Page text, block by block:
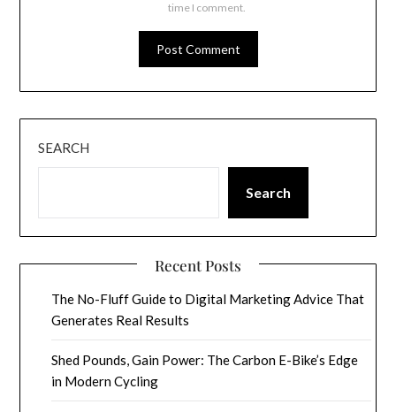
time I comment.
SEARCH
Search
Recent Posts
The No-Fluff Guide to Digital Marketing Advice That
Generates Real Results
Shed Pounds, Gain Power: The Carbon E-Bike’s Edge
in Modern Cycling